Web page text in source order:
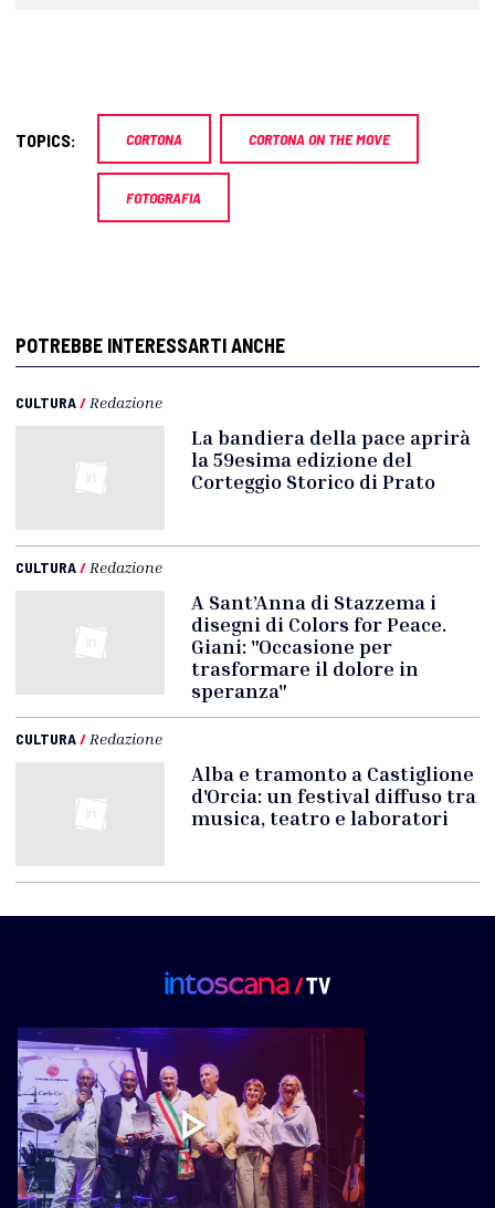
TOPICS: CORTONA CORTONA ON THE MOVE
FOTOGRAFIA
POTREBBE INTERESSARTI ANCHE
CULTURA/ Redazione
La bandiera della pace aprirà
la 59esima edizione del
Corteggio Storico di Prato
CULTURA/ Redazione
A Sant’Anna di Stazzema i
disegni di Colors for Peace.
Giani: "Occasione per
trasformare il dolore in
speranza"
CULTURA/ Redazione
Alba e tramonto a Castiglione
d'Orcia: un festival diffuso tra
musica, teatro e laboratori